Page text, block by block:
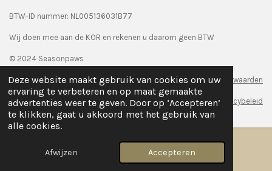
Deze website maakt gebruik van cookies om uw
ervaring te verbeteren en op maat gemaakte
advertenties weer te geven. Door op ‘Accepteren’
te klikken, gaat u akkoord met het gebruik van
alle cookies.
Afwijzen Accepteren
BTW-ID nummer: NL005136031B77
Wij doen mee aan de KOR en rekenen u daarom geen BTW
© 2024 Seasonpaws
Algemene voorwaarden
Privacybeleid